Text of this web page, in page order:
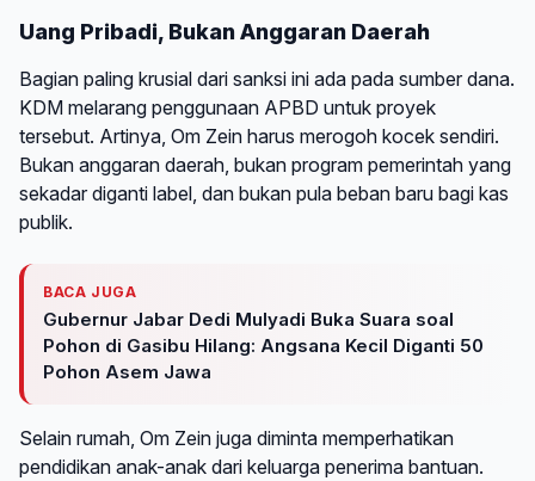
Uang Pribadi, Bukan Anggaran Daerah
Bagian paling krusial dari sanksi ini ada pada sumber dana.
KDM melarang penggunaan APBD untuk proyek
tersebut. Artinya, Om Zein harus merogoh kocek sendiri.
Bukan anggaran daerah, bukan program pemerintah yang
sekadar diganti label, dan bukan pula beban baru bagi kas
publik.
BACA JUGA
Gubernur Jabar Dedi Mulyadi Buka Suara soal
Pohon di Gasibu Hilang: Angsana Kecil Diganti 50
Pohon Asem Jawa
Selain rumah, Om Zein juga diminta memperhatikan
pendidikan anak-anak dari keluarga penerima bantuan.